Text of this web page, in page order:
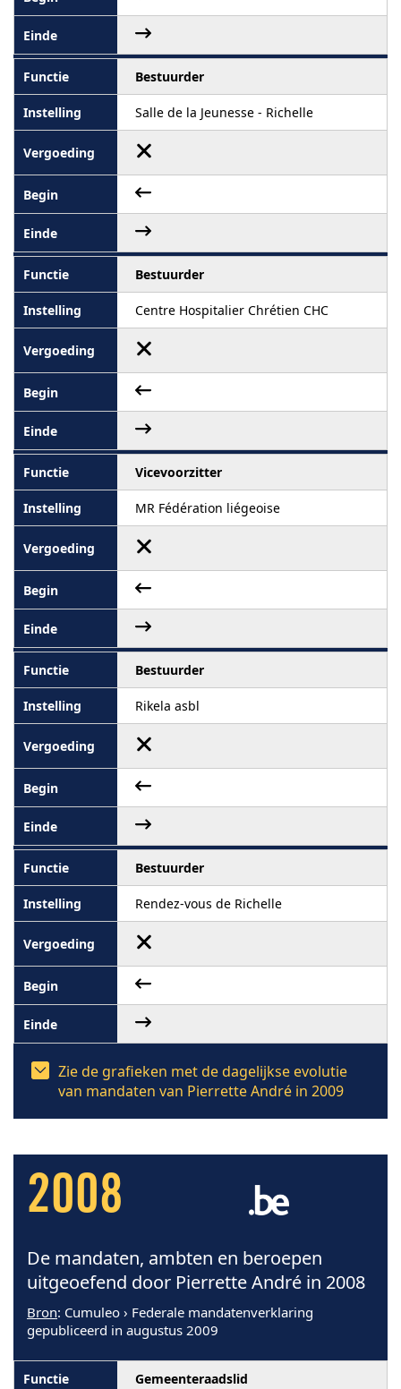
Bestuurder
Salle de la Jeunesse - Richelle
Bestuurder
Centre Hospitalier Chrétien CHC
Vicevoorzitter
MR Fédération liégeoise
Bestuurder
Rikela asbl
Bestuurder
Rendez-vous de Richelle
Zie de grafieken met de dagelijkse evolutie
van mandaten van Pierrette André in 2009
2008
De mandaten, ambten en beroepen
uitgeoefend door Pierrette André in 2008
Bron: Cumuleo › Federale mandatenverklaring
gepubliceerd in augustus 2009
Gemeenteraadslid